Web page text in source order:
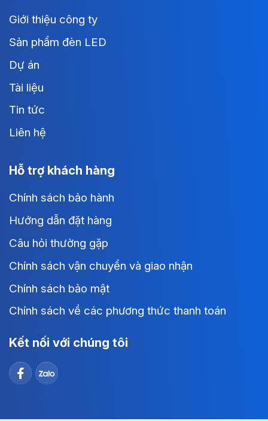
Giới thiệu công ty
Sản phẩm đèn LED
Dự án
Tài liệu
Tin tức
Liên hệ
Hỗ trợ khách hàng
Chính sách bảo hành
Hướng dẫn đặt hàng
Câu hỏi thường gặp
Chính sách vận chuyển và giao nhận
Chính sách bảo mật
Chính sách về các phương thức thanh toán
Kết nối với chúng tôi